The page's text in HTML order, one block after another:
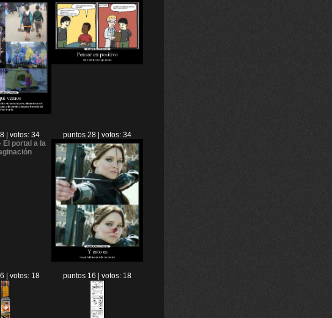
| votos: 34 puntos 28 | votos: 34
| votos: 18 puntos 16 | votos: 18